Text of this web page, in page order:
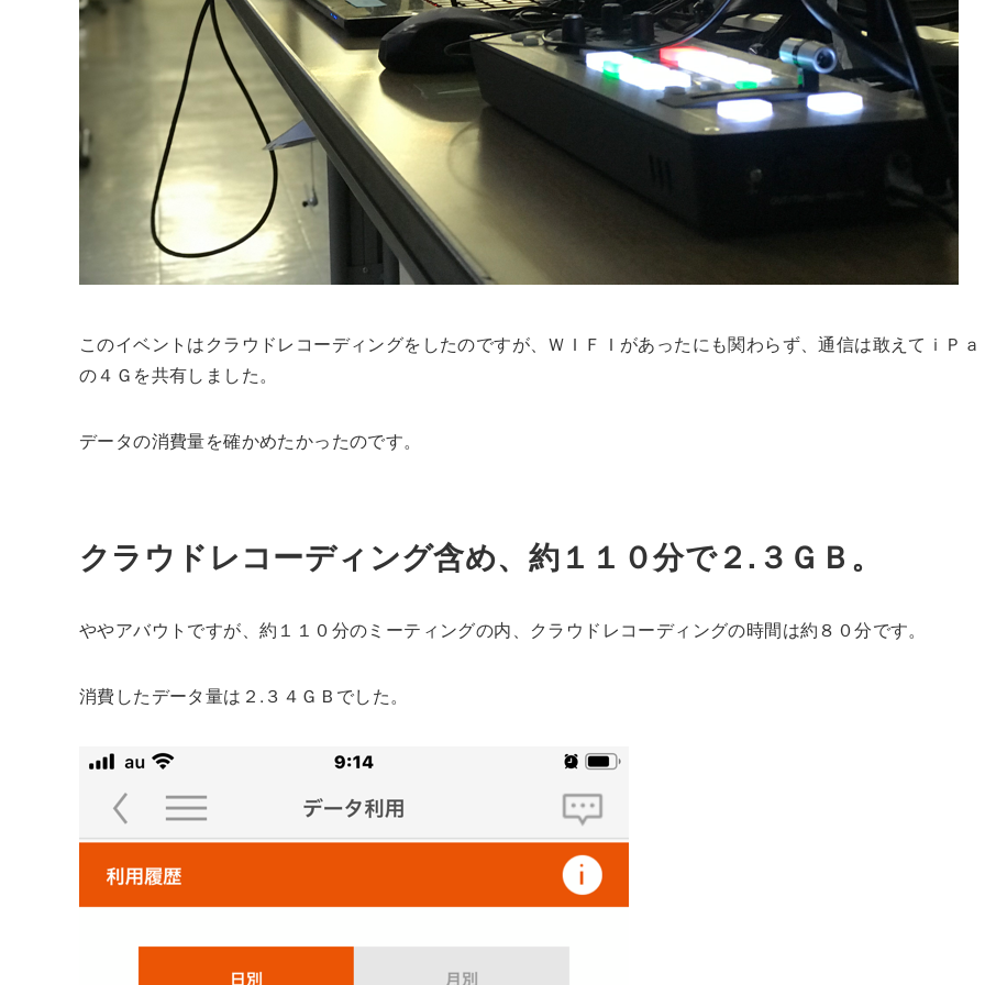
このイベントはクラウドレコーディングをしたのですが、ＷＩＦＩがあったにも関わらず、通信は敢えてｉＰ
の４Ｇを共有しました。
データの消費量を確かめたかったのです。
クラウドレコーディング含め、約１１０分で２.３ＧＢ。
ややアバウトですが、約１１０分のミーティングの内、クラウドレコーディングの時間は約８０分です。
消費したデータ量は２.３４ＧＢでした。